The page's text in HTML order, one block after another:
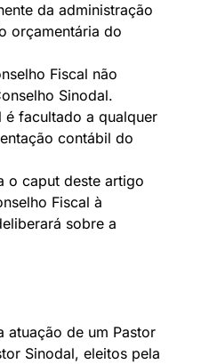
da administração
orçamentária do
Fiscal não
Sinodal.
é facultado a qualquer
contábil do
o caput deste artigo
Fiscal à
sobre a
atuação de um Pastor
Sinodal, eleitos pela